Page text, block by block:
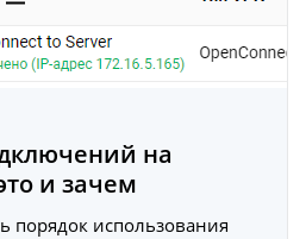
на
и зачем
порядок использования